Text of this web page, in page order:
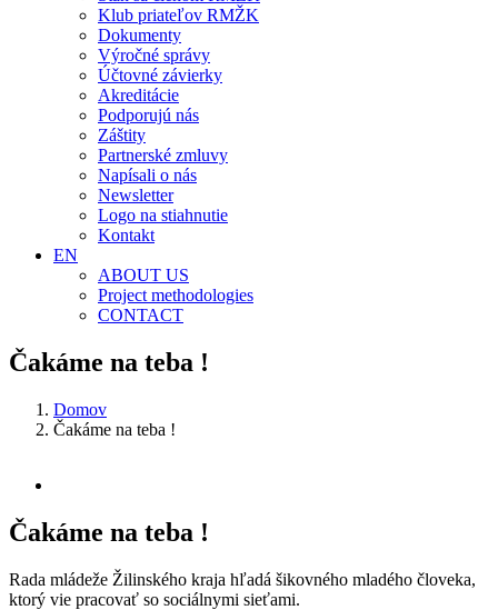
Klub priateľov RMŽK
Dokumenty
Výročné správy
Účtovné závierky
Akreditácie
Podporujú nás
Záštity
Partnerské zmluvy
Napísali o nás
Newsletter
Logo na stiahnutie
Kontakt
EN
ABOUT US
Project methodologies
CONTACT
Čakáme na teba !
Domov
Čakáme na teba !
obrázok
Čakáme na teba !
Rada mládeže Žilinského kraja hľadá šikovného mladého človeka,
ktorý vie pracovať so sociálnymi sieťami.